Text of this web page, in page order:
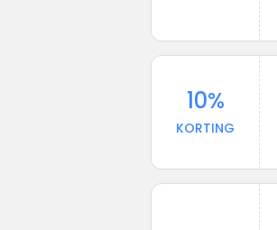
10%
KORTING